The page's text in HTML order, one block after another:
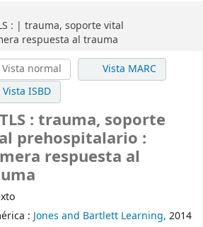
: | trauma, soporte vital
respuesta al trauma
Vista normal
Vista MARC
Vista ISBD
: trauma, soporte
prehospitalario :
respuesta al
: Jones and Bartlett Learning, 2014